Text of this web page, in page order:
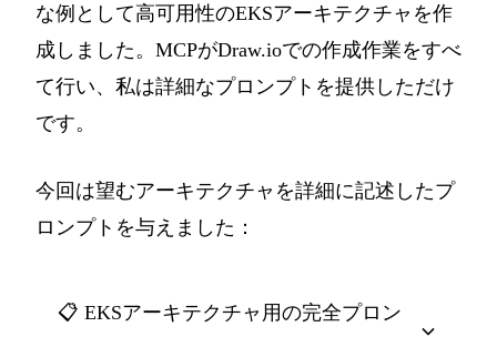
な例として高可用性のEKSアーキテクチャを作
成しました。MCPがDraw.ioでの作成作業をすべ
て行い、私は詳細なプロンプトを提供しただけ
です。
今回は望むアーキテクチャを詳細に記述したプ
ロンプトを与えました：
📋 EKSアーキテクチャ用の完全プロン